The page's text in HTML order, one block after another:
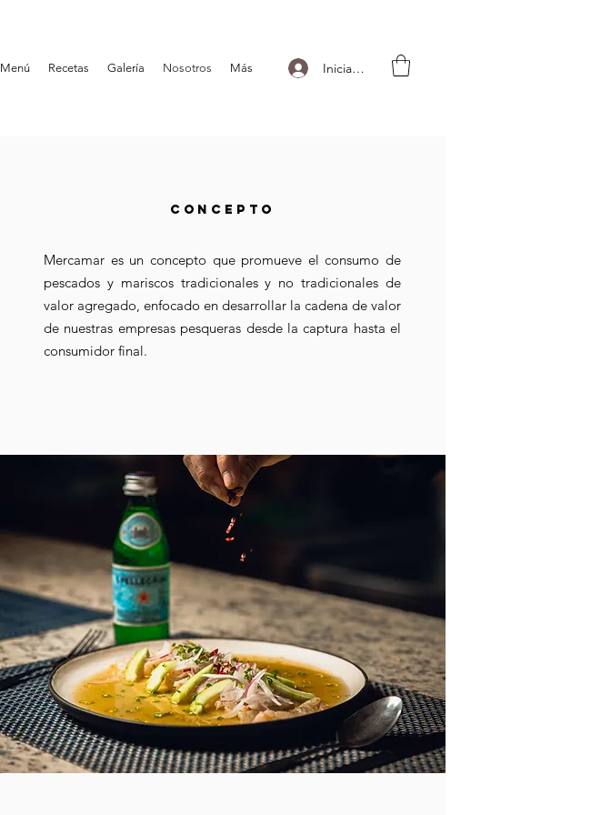
Menú Recetas Galería Nosotros Más Iniciar sesión
CONCEPTO
Mercamar es un concepto que promueve el consumo de
pescados y mariscos tradicionales y no tradicionales de
valor agregado, enfocado en desarrollar la cadena de valor
de nuestras empresas pesqueras desde la captura hasta el
consumidor final.